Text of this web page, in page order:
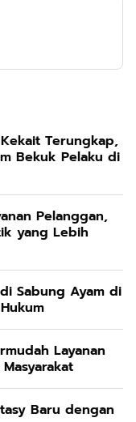
Terungkap,
Bekuk Pelaku di
Pelanggan,
yang Lebih
Sabung Ayam di
Layanan
Baru dengan